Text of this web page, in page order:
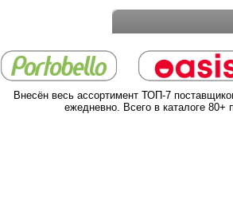
Внесён весь ассортимент ТОП-7
ежедневно. Всего в каталоге 80+